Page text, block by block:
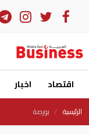
اقتصاد اخبار
الرئيسية بورصة